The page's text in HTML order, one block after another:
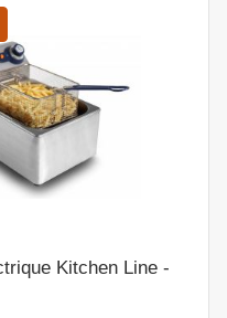
Kitchen Line -